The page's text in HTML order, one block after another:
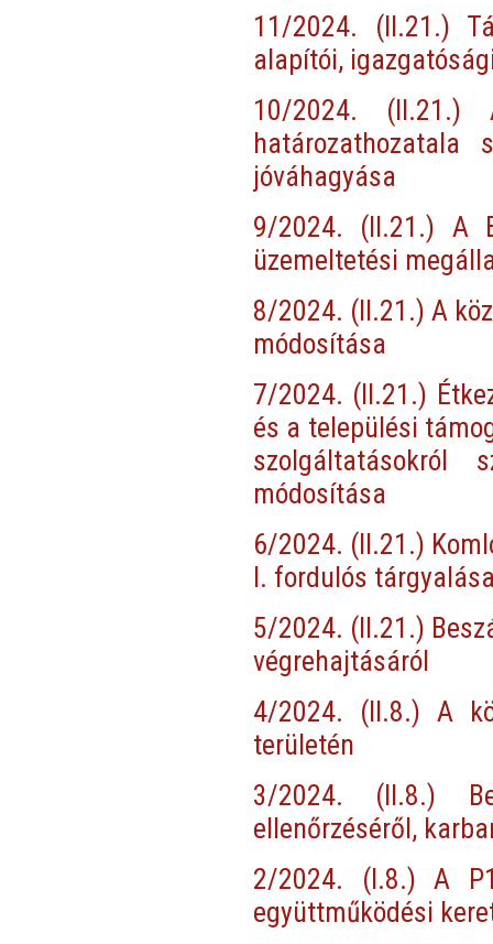
11/2024. (II.21.)
alapítói,
10/2024. (II.21.)
jóváhagyása
9/2024. (II.21.) A
üzemeltetési
8/2024. (II.21.) A
módosítása
7/2024. (II.21.)
és a települési
szolgáltatásokról
módosítása
6/2024. (II.21.)
I. fordulós
5/2024. (II.21.)
végrehajtásáról
4/2024. (II.8.) A
területén
3/2024. (II.8.)
ellenőrzéséről,
2/2024. (I.8.) A
együttműködési